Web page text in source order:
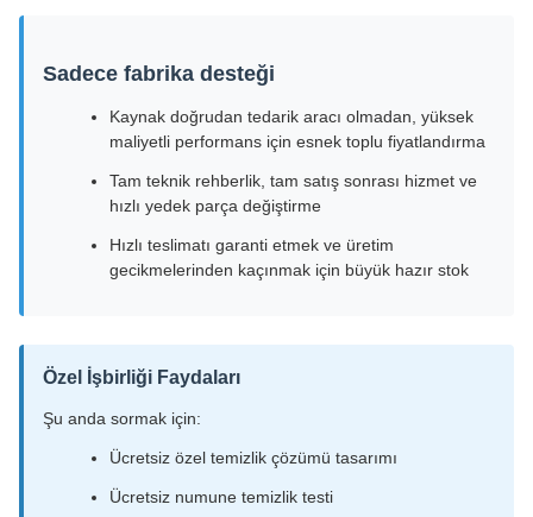
Sadece fabrika desteği
Kaynak doğrudan tedarik aracı olmadan, yüksek
maliyetli performans için esnek toplu fiyatlandırma
Tam teknik rehberlik, tam satış sonrası hizmet ve
hızlı yedek parça değiştirme
Hızlı teslimatı garanti etmek ve üretim
gecikmelerinden kaçınmak için büyük hazır stok
Özel İşbirliği Faydaları
Şu anda sormak için:
Ücretsiz özel temizlik çözümü tasarımı
Ücretsiz numune temizlik testi